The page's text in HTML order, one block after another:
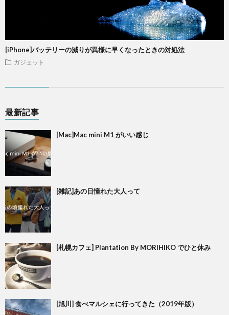
[iPhone]バッテリーの減りが異様に早くなったときの対処法
ガジェット
最新記事
[Mac]Mac mini M1 がいい感じ
[雑記]あの日憧れた大人って
[札幌カフェ] Plantation By MORIHIKO でひと休み
[旭川] 食べマルシェに行ってきた（2019年版）